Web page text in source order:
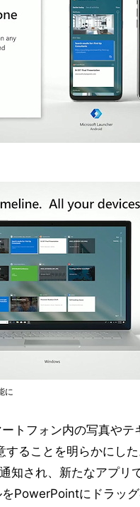
に
トフォン内の写真や
ることを明らかにし
知され、新たなアプリ
PowerPointにドラッ